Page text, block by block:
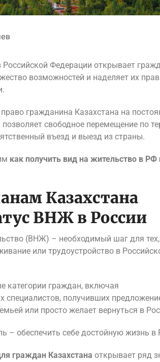
Федерации открывает
возможностей и наделяет их
гражданина Казахстана на
свободное перемещение по
въезд и выезд из страны.
как получить вид на жительство в
Казахстана
ВНЖ в России
(ВНЖ) – необходимый шаг для
или трудоустройство в
граждан, включая
получивших
или просто желает вернуться в
– обеспечить себе достойную жизнь в
граждан Казахстана открывает ряд